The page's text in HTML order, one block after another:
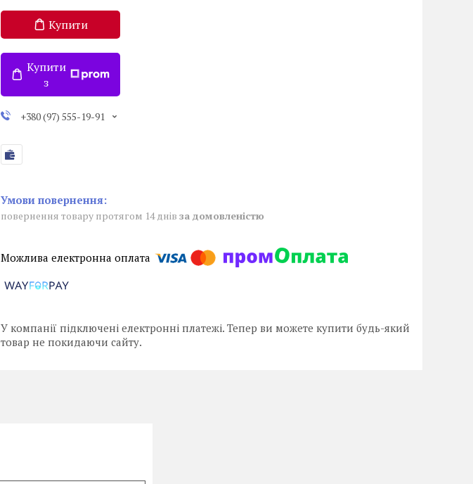
Купити
Купити
з
+380 (97) 555-19-91
повернення товару протягом 14 днів за домовленістю
У компанії підключені електронні платежі. Тепер ви можете купити будь-який
товар не покидаючи сайту.